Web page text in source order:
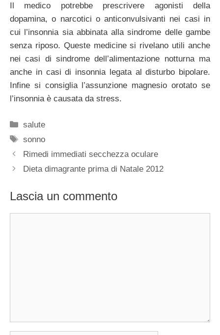
Il medico potrebbe prescrivere agonisti della
dopamina, o narcotici o anticonvulsivanti nei casi in
cui l’insonnia sia abbinata alla sindrome delle gambe
senza riposo. Queste medicine si rivelano utili anche
nei casi di sindrome dell’alimentazione notturna ma
anche in casi di insonnia legata al disturbo bipolare.
Infine si consiglia l’assunzione magnesio orotato se
l’insonnia è causata da stress.
Categorie
salute
Tag
sonno
Rimedi immediati secchezza oculare
Dieta dimagrante prima di Natale 2012
Lascia un commento